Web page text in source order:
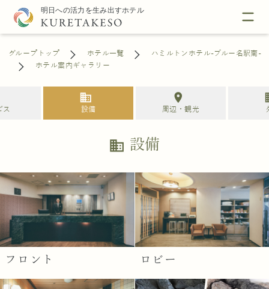
グループトップ ホテル一覧
ハミルトンホテル-ブルー名駅南-
ホテル案内ギャラリー
ス
business
設備
location_on
周辺・観光
business 設備
フロント ロビー